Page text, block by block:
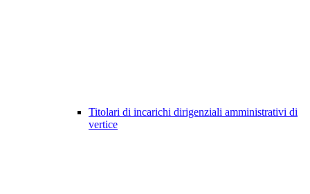
Titolari di incarichi dirigenziali amministrativi di
vertice